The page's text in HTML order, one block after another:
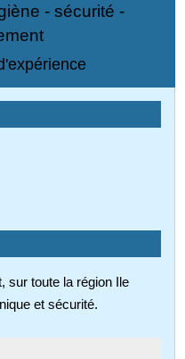
- sécurité -
sur toute la région Ile
et sécurité.